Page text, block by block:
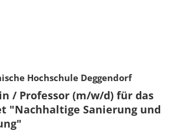
Hochschule Deggendorf
/ Professor (m/w/d) für das
"Nachhaltige Sanierung und